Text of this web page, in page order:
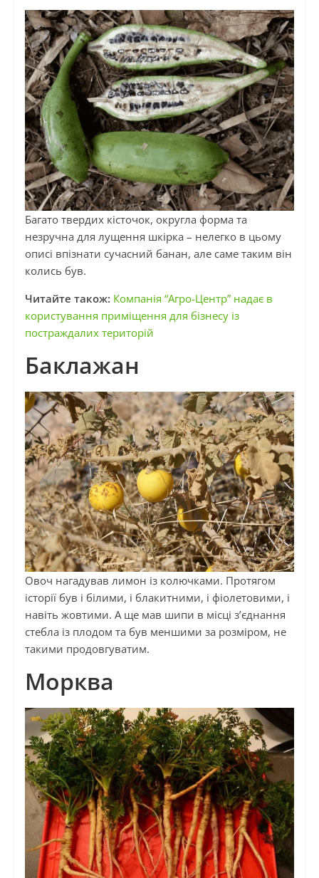
Багато твердих кісточок, округла форма та
незручна для лущення шкірка – нелегко в цьому
описі впізнати сучасний банан, але саме таким він
колись був.
Читайте також: Компанія “Агро-Центр” надає в
користування приміщення для бізнесу із
постраждалих територій
Баклажан
Овоч нагадував лимон із колючками. Протягом
історії був і білими, і блакитними, і фіолетовими, і
навіть жовтими. А ще мав шипи в місці з’єднання
стебла із плодом та був меншими за розміром, не
такими продовгуватим.
Морква